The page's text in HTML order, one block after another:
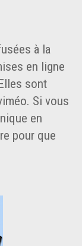
à la
en ligne
sont
Si vous
en
pour que